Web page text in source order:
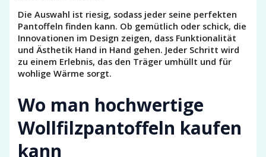
Die Auswahl ist riesig, sodass jeder seine perfekten
Pantoffeln finden kann. Ob gemütlich oder schick, die
Innovationen im Design zeigen, dass Funktionalität
und Ästhetik Hand in Hand gehen. Jeder Schritt wird
zu einem Erlebnis, das den Träger umhüllt und für
wohlige Wärme sorgt.
Wo man hochwertige
Wollfilzpantoffeln kaufen
kann